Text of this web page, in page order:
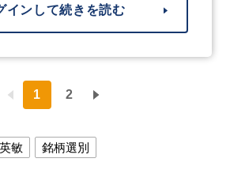
インして続きを読む
1 2
敏 銘柄選別